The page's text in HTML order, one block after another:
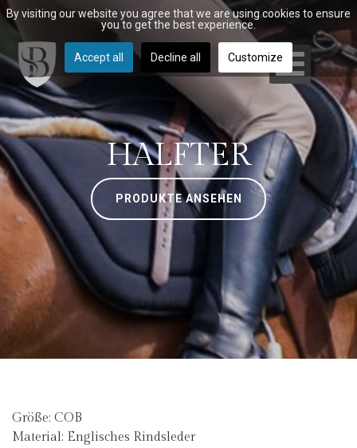
HALFTER
PRODUKTE ANSEHEN
Größe: COB
Material: Englisches Rindsleder
By visiting our website you agree that we are using cookies to ensure
you to get the best experience.
Accept all Decline all Customize